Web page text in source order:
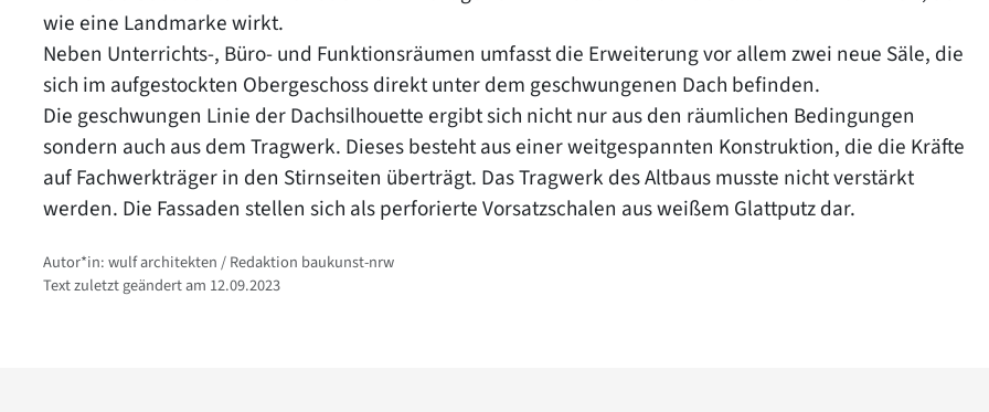
wie eine Landmarke wirkt.
Neben Unterrichts-, Büro- und Funktionsräumen umfasst die Erweiterung vor allem zwei neue Säle, die
sich im aufgestockten Obergeschoss direkt unter dem geschwungenen Dach befinden.
Die geschwungen Linie der Dachsilhouette ergibt sich nicht nur aus den räumlichen Bedingungen
sondern auch aus dem Tragwerk. Dieses besteht aus einer weitgespannten Konstruktion, die die Kräfte
auf Fachwerkträger in den Stirnseiten überträgt. Das Tragwerk des Altbaus musste nicht verstärkt
werden. Die Fassaden stellen sich als perforierte Vorsatzschalen aus weißem Glattputz dar.
Autor*in: wulf architekten / Redaktion baukunst-nrw
Text zuletzt geändert am 12.09.2023